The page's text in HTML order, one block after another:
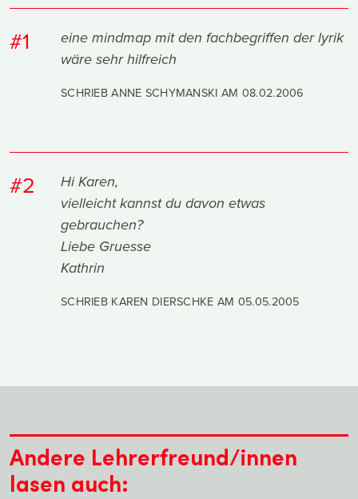
#1
eine mindmap mit den fachbegriffen der lyrik
wäre sehr hilfreich
SCHRIEB ANNE SCHYMANSKI AM 08.02.2006
#2
Hi Karen,
vielleicht kannst du davon etwas
gebrauchen?
Liebe Gruesse
Kathrin
SCHRIEB KAREN DIERSCHKE AM 05.05.2005
Andere Lehrerfreund/innen
lasen auch: